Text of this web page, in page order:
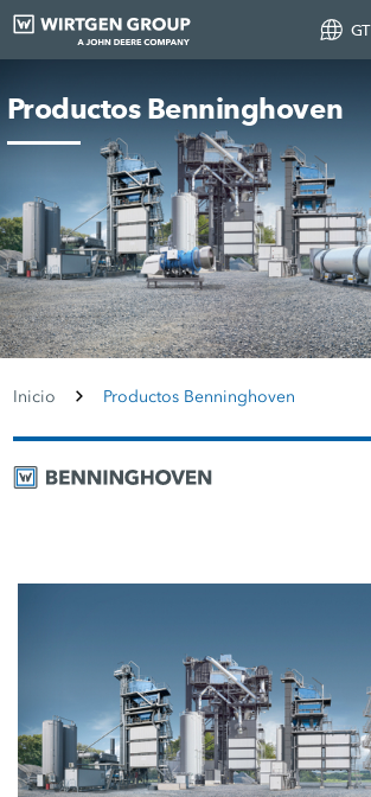
GT
Productos Benninghoven
Inicio Productos Benninghoven